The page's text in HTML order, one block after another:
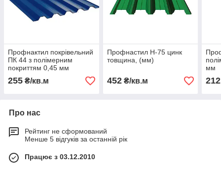
Профнактил покрівельний
ПК 44 з полімерним
покриттям 0,45 мм
255 ₴/кв.м
Профнастил Н-75 цинк
товщина, (мм)
452₴/кв.м
мм
212
Про нас
Рейтинг не сформований
Менше 5 відгуків за останній рік
Працює з 03.12.2010